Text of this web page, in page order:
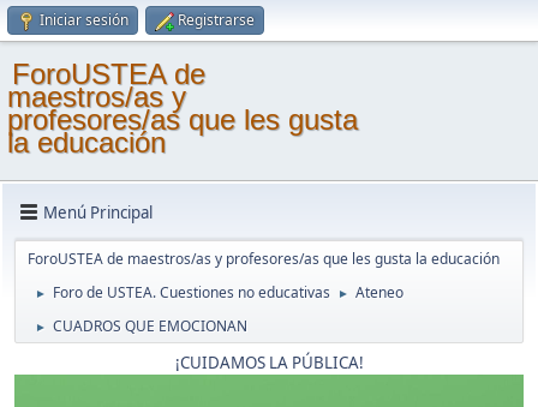
Iniciar sesión Registrarse
ForoUSTEA de
maestros/as y
profesores/as que les gusta
la educación
Menú Principal
ForoUSTEA de maestros/as y profesores/as que les gusta la educación
► Foro de USTEA. Cuestiones no educativas ► Ateneo
► CUADROS QUE EMOCIONAN
¡CUIDAMOS LA PÚBLICA!